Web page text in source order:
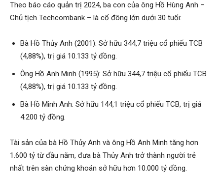
Theo báo cáo quản trị 2024, ba con của ông Hồ Hùng Anh –
Chủ tịch Techcombank – là cổ đông lớn dưới 30 tuổi:
Bà Hồ Thủy Anh (2001): Sở hữu 344,7 triệu cổ phiếu TCB
(4,88%), trị giá 10.133 tỷ đồng.
Ông Hồ Anh Minh (1995): Sở hữu 344,7 triệu cổ phiếu TCB
(4,88%), trị giá 10.133 tỷ đồng.
Bà Hồ Minh Anh: Sở hữu 144,1 triệu cổ phiếu TCB, trị giá
4.200 tỷ đồng.
Tài sản của bà Hồ Thủy Anh và ông Hồ Anh Minh tăng hơn
1.600 tỷ từ đầu năm, đưa bà Thủy Anh trở thành người trẻ
nhất trên sàn chứng khoán sở hữu hơn 10.000 tỷ đồng.